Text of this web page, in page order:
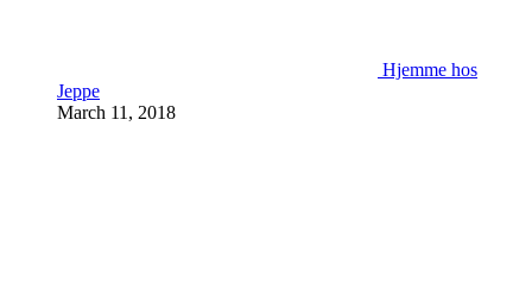
Hjemme hos
Jeppe
March 11, 2018